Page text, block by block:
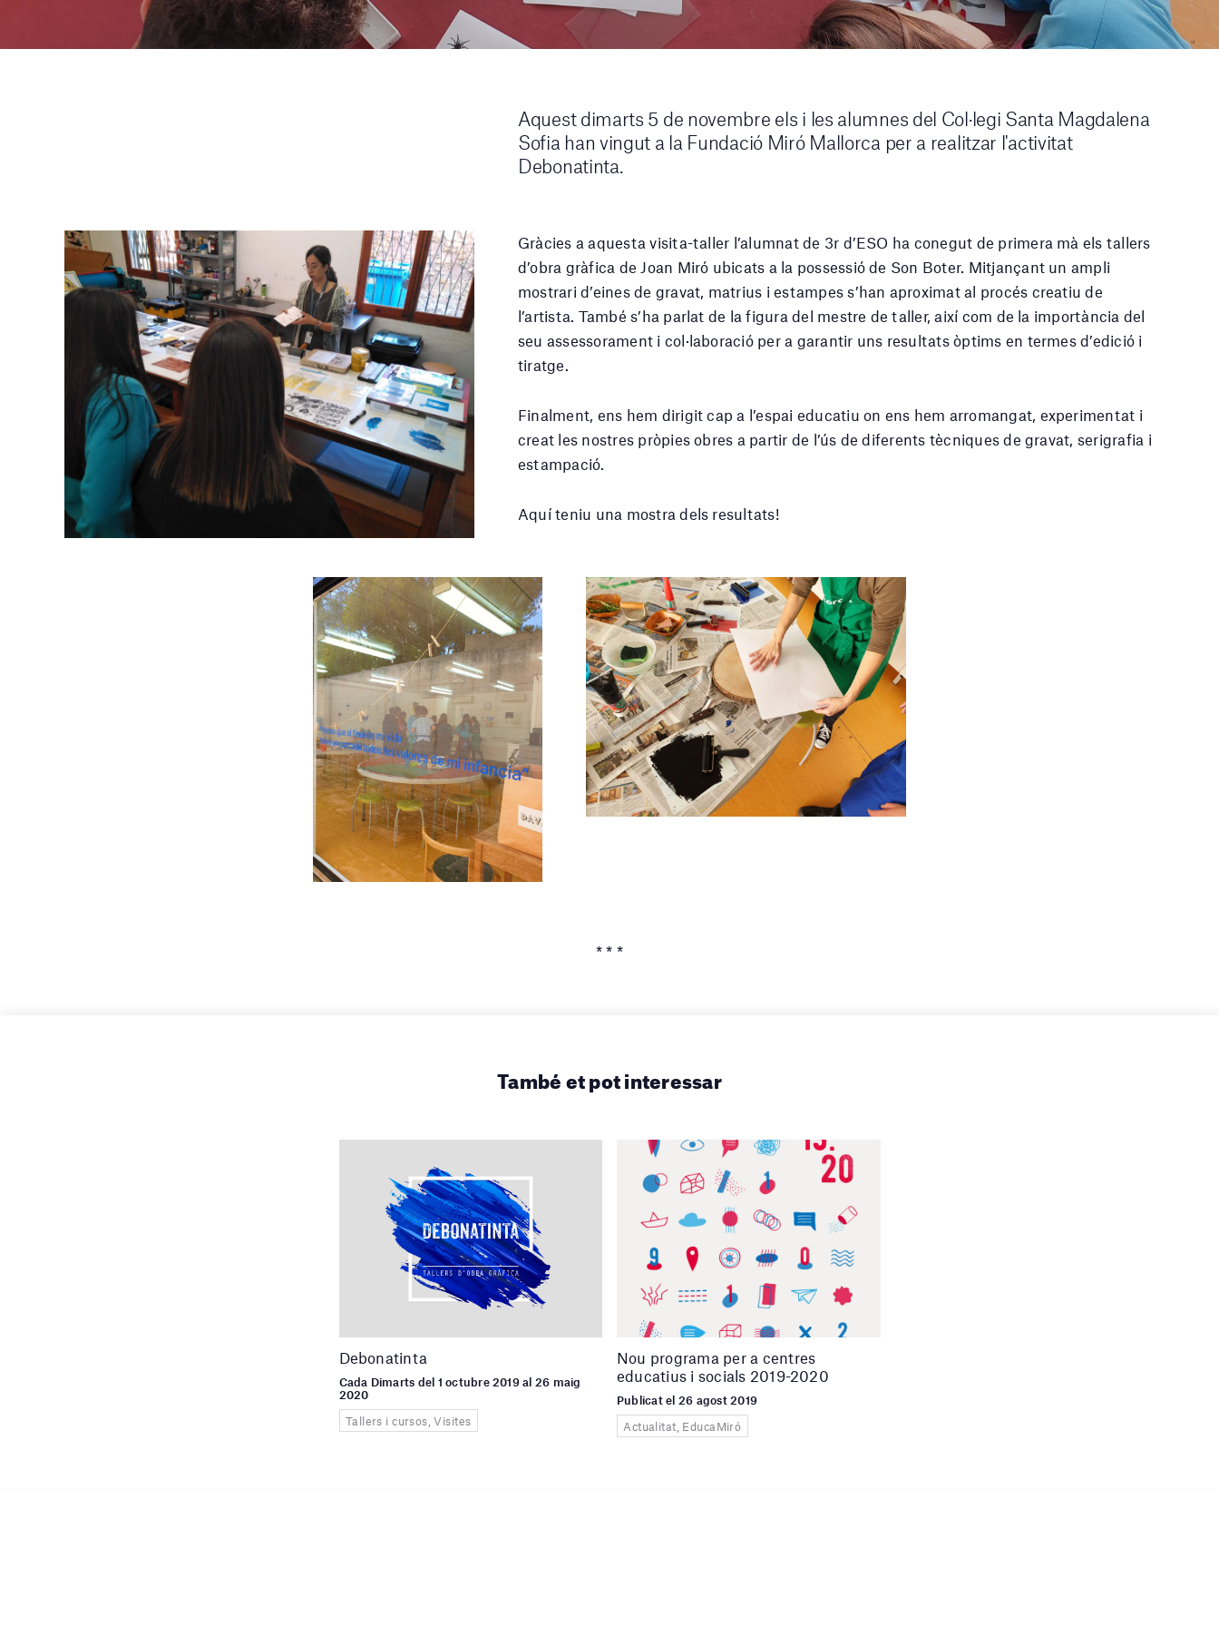
Aquest dimarts 5 de novembre els i les alumnes del Col·legi Santa Magdalena
Sofia han vingut a la Fundació Miró Mallorca per a realitzar l'activitat
Debonatinta.
Gràcies a aquesta visita-taller l’alumnat de 3r d’ESO ha conegut de primera mà els tallers
d’obra gràfica de Joan Miró ubicats a la possessió de Son Boter. Mitjançant un ampli
mostrari d’eines de gravat, matrius i estampes s’han aproximat al procés creatiu de
l’artista. També s’ha parlat de la figura del mestre de taller, així com de la importància del
seu assessorament i col·laboració per a garantir uns resultats òptims en termes d’edició i
tiratge.
Finalment, ens hem dirigit cap a l’espai educatiu on ens hem arromangat, experimentat i
creat les nostres pròpies obres a partir de l’ús de diferents tècniques de gravat, serigrafia i
estampació.
Aquí teniu una mostra dels resultats!
* * *
També et pot interessar
Debonatinta
Cada Dimarts del 1 octubre 2019 al 26 maig
2020
Tallers i cursos, Visites
Nou programa per a centres
educatius i socials 2019-2020
Publicat el 26 agost 2019
Actualitat, EducaMiró